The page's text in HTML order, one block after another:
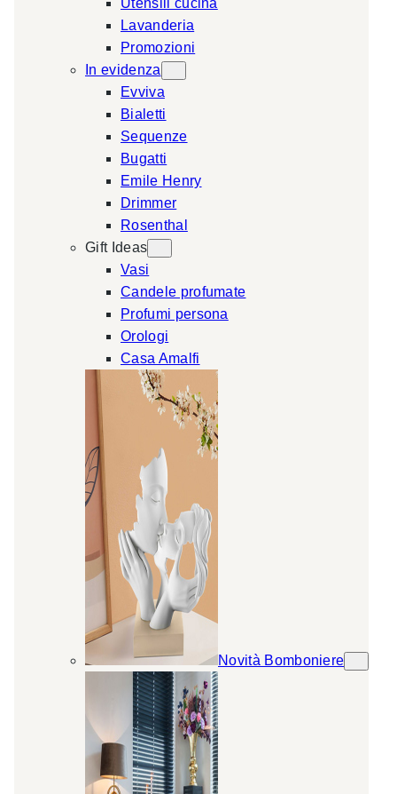
c
Utensili cucina
Lavanderia
Promozioni
In evidenza
Evviva
Bialetti
Sequenze
Bugatti
Emile Henry
Drimmer
Rosenthal
Gift Ideas
Vasi
Candele profumate
Profumi persona
Orologi
Casa Amalfi
Novità Bomboniere